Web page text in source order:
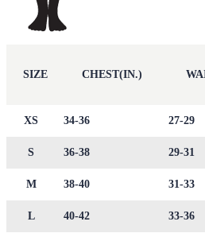
SIZE CHEST(IN.)
XS 34-36 27-29
S 36-38 29-31
M 38-40 31-33
L 40-42 33-36